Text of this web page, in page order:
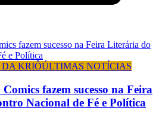
KRIÔÚLTIMAS NOTÍCIAS
fazem sucesso na Feira
Nacional de Fé e Política